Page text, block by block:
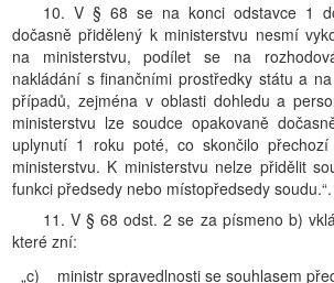
10. V § 68 se na konci odstavce 1
dočasně přidělený k ministerstvu nesmí
na ministerstvu, podílet se na
nakládání s finančními prostředky státu a
případů, zejména v oblasti dohledu a
ministerstvu lze soudce opakovaně
uplynutí 1 roku poté, co skončilo
ministerstvu. K ministerstvu nelze přidělit
funkci předsedy nebo místopředsedy soudu.“.
11. V § 68 odst. 2 se za písmeno b)
které zní:
„c)
ministr spravedlnosti se souhlasem